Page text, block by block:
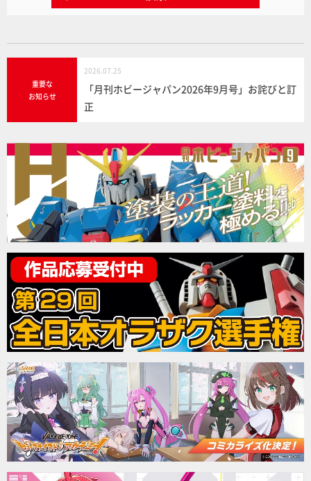
重要な
お知らせ
2026.07.25
「月刊ホビージャパン2026年9月号」お詫びと訂
正